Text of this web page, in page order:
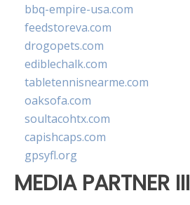
bbq-empire-usa.com
feedstoreva.com
drogopets.com
ediblechalk.com
tabletennisnearme.com
oaksofa.com
soultacohtx.com
capishcaps.com
gpsyfl.org
MEDIA PARTNER III